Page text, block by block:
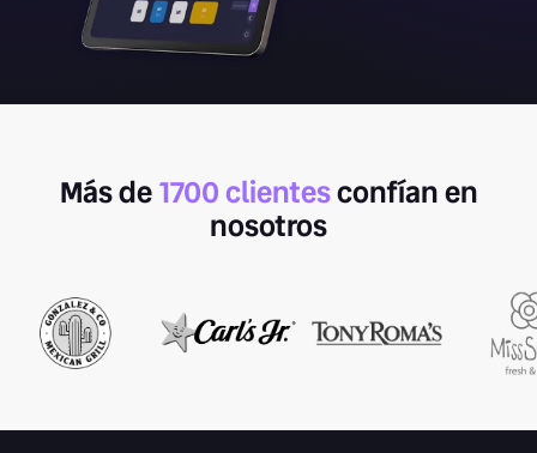
Más de1700 clientesconfían en
nosotros